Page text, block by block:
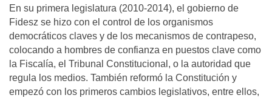
En su primera legislatura (2010-2014), el gobierno de
Fidesz se hizo con el control de los organismos
democráticos claves y de los mecanismos de contrapeso,
colocando a hombres de confianza en puestos clave como
la Fiscalía, el Tribunal Constitucional, o la autoridad que
regula los medios. También reformó la Constitución y
empezó con los primeros cambios legislativos, entre ellos,